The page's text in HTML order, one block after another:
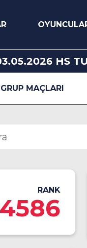
HS
GRUP MAÇLARI
RANK